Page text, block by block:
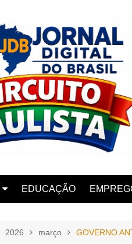
AMPARO
EDUCAÇÃO
2026 março GOVERNO